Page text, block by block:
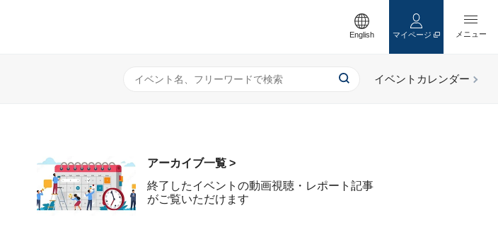
English マイページ
アーカイブ一覧 >
終了したイベントの動画視聴・レポート記事
がご覧いただけます